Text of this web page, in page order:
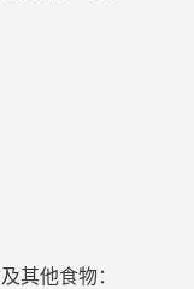
其他食物：